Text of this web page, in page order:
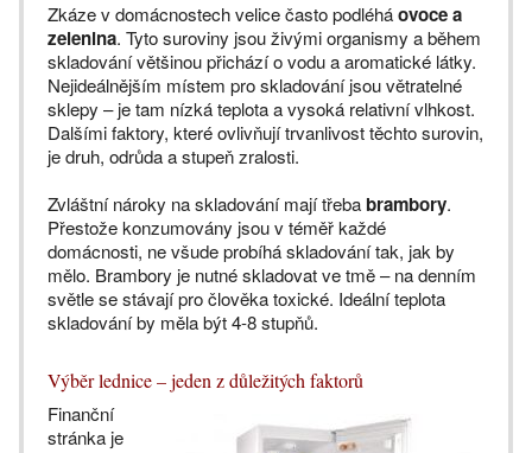
Zkáze v domácnostech velice často podléháovoce a
zelenina. Tyto suroviny jsou živými organismy a během
skladování většinou přichází o vodu a aromatické látky.
Nejideálnějším místem pro skladování jsou větratelné
sklepy – je tam nízká teplota a vysoká relativní vlhkost.
Dalšími faktory, které ovlivňují trvanlivost těchto surovin,
je druh, odrůda a stupeň zralosti.
Zvláštní nároky na skladování mají třebabrambory.
Přestože konzumovány jsou v téměř každé
domácnosti, ne všude probíhá skladování tak, jak by
mělo. Brambory je nutné skladovat ve tmě – na denním
světle se stávají pro člověka toxické. Ideální teplota
skladování by měla být 4-8 stupňů.
Výběr lednice – jeden z důležitých faktorů
Finanční
stránka je